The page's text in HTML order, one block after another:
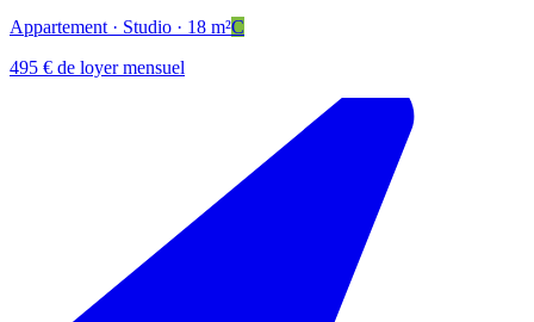
Appartement · Studio · 18 m²C
495 € de loyer mensuel